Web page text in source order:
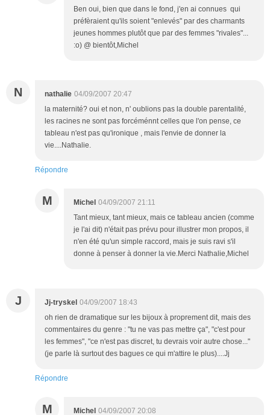
Ben oui, bien que dans le fond, j'en ai connues qui
préfèraient qu'ils soient "enlevés" par des charmants
jeunes hommes plutôt que par des femmes "rivales"...
:o) @ bientôt,Michel
N nathalie 04/09/2007 20:47
la maternité? oui et non, n' oublions pas la double parentalité,
les racines ne sont pas forcéménnt celles que l'on pense, ce
tableau n'est pas qu'ironique , mais l'envie de donner la
vie....Nathalie.
Répondre
M Michel 04/09/2007 21:11
Tant mieux, tant mieux, mais ce tableau ancien (comme
je l'ai dit) n'était pas prévu pour illustrer mon propos, il
n'en été qu'un simple raccord, mais je suis ravi s'il
donne à penser à donner la vie.Merci Nathalie,Michel
J Jj-tryskel 04/09/2007 18:43
oh rien de dramatique sur les bijoux à proprement dit, mais des
commentaires du genre : "tu ne vas pas mettre ça", "c'est pour
les femmes", "ce n'est pas discret, tu devrais voir autre chose..."
(je parle là surtout des bagues ce qui m'attire le plus)....Jj
Répondre
M Michel 04/09/2007 20:08